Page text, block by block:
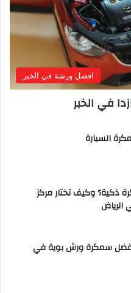
افضل ورشة في الخبر
في الخبر
السيارة
ذكية؟ وكيف تختار مركز
سمكرة ورش بوية في